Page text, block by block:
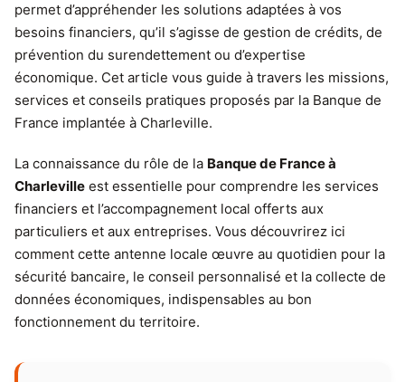
permet d’appréhender les solutions adaptées à vos
besoins financiers, qu’il s’agisse de gestion de crédits, de
prévention du surendettement ou d’expertise
économique. Cet article vous guide à travers les missions,
services et conseils pratiques proposés par la Banque de
France implantée à Charleville.
La connaissance du rôle de la Banque de France à
Charleville est essentielle pour comprendre les services
financiers et l’accompagnement local offerts aux
particuliers et aux entreprises. Vous découvrirez ici
comment cette antenne locale œuvre au quotidien pour la
sécurité bancaire, le conseil personnalisé et la collecte de
données économiques, indispensables au bon
fonctionnement du territoire.